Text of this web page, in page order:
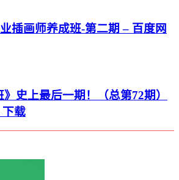
插画师养成班-第二期 – 百度网
》史上最后一期！（总第72期）
下载